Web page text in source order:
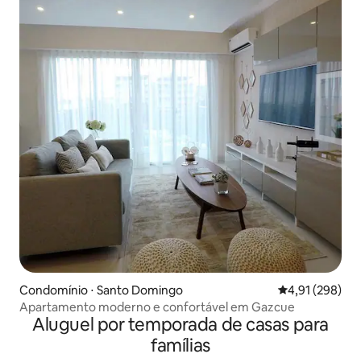
Condomínio ⋅ Santo Domingo 4,91 de uma
4,91 (298)
Apartamento moderno e confortável em Gazcue
Aluguel por temporada de casas para
famílias